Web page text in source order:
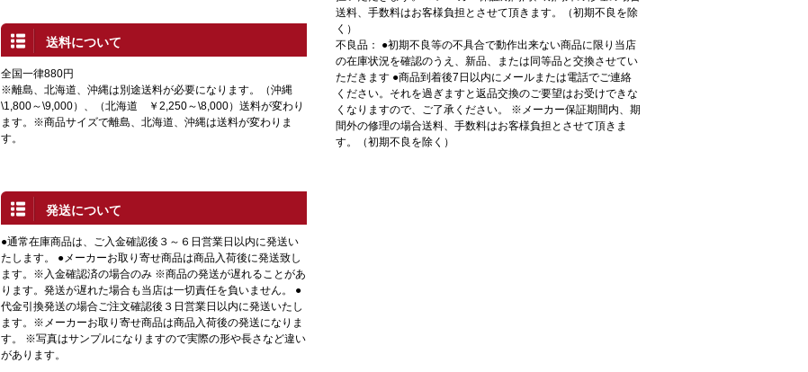
送料について
全国一律880円
※離島、北海道、沖縄は別途送料が必要になります。（沖縄
\1,800～\9,000）、（北海道 ￥2,250～\8,000）送料が変わり
ます。※商品サイズで離島、北海道、沖縄は送料が変わりま
す。
発送について
●通常在庫商品は、ご入金確認後３～６日営業日以内に発送い
たします。 ●メーカーお取り寄せ商品は商品入荷後に発送致し
ます。※入金確認済の場合のみ ※商品の発送が遅れることがあ
ります。発送が遅れた場合も当店は一切責任を負いません。 ●
代金引換発送の場合ご注文確認後３日営業日以内に発送いたし
ます。※メーカーお取り寄せ商品は商品入荷後の発送になりま
す。 ※写真はサンプルになりますので実際の形や長さなど違い
があります。
送料、手数料はお客様負担とさせて頂きます。（初期不良を除
く）
不良品： ●初期不良等の不具合で動作出来ない商品に限り当店
の在庫状況を確認のうえ、新品、または同等品と交換させてい
ただきます ●商品到着後7日以内にメールまたは電話でご連絡
ください。それを過ぎますと返品交換のご要望はお受けできな
くなりますので、ご了承ください。 ※メーカー保証期間内、期
間外の修理の場合送料、手数料はお客様負担とさせて頂きま
す。（初期不良を除く）